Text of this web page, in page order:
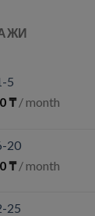
5
₸ / month
20
₸ / month
25